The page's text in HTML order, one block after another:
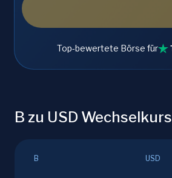
Top-bewertete Börse für
B zu USD Wechselkurs
B USD